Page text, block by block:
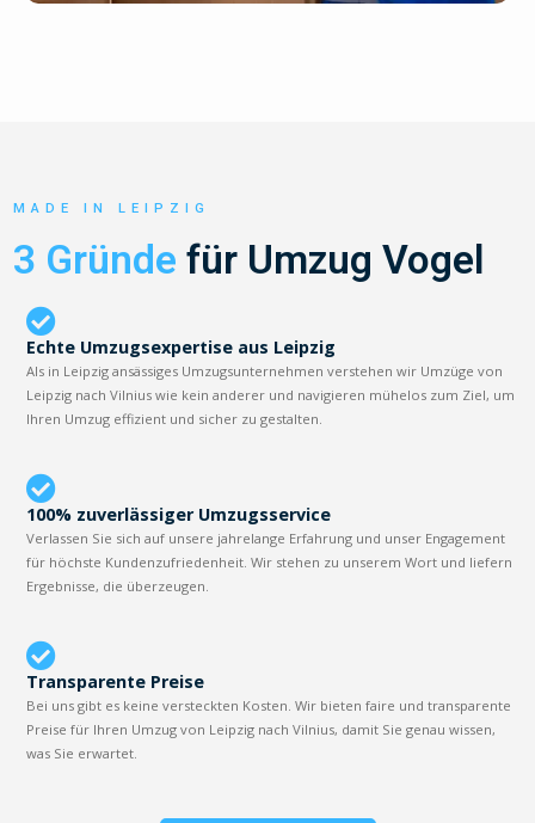
MADE IN LEIPZIG
3 Gründe für Umzug Vogel
Echte Umzugsexpertise aus Leipzig
Als in Leipzig ansässiges Umzugsunternehmen verstehen wir Umzüge von
Leipzig nach Vilnius wie kein anderer und navigieren mühelos zum Ziel, um
Ihren Umzug effizient und sicher zu gestalten.
100% zuverlässiger Umzugsservice
Verlassen Sie sich auf unsere jahrelange Erfahrung und unser Engagement
für höchste Kundenzufriedenheit. Wir stehen zu unserem Wort und liefern
Ergebnisse, die überzeugen.
Transparente Preise
Bei uns gibt es keine versteckten Kosten. Wir bieten faire und transparente
Preise für Ihren Umzug von Leipzig nach Vilnius, damit Sie genau wissen,
was Sie erwartet.